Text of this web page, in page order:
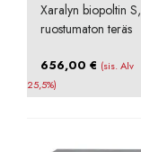
Xaralyn biopoltin S,
ruostumaton teräs
656,00€ (sis. Alv
25,5%)